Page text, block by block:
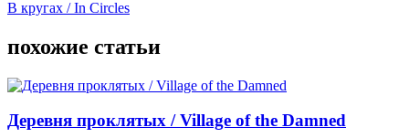
В кругах / In Circles
похожие статьи
Деревня проклятых / Village of the Damned